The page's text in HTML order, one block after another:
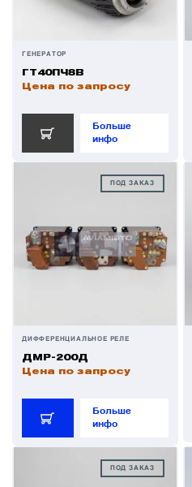
ГЕНЕРАТОР
ГТ40ПЧ8В
Цена по запросу
Больше
инфо
ПОД ЗАКАЗ
ДИФФЕРЕНЦИАЛЬНОЕ РЕЛЕ
ДМР-200Д
Цена по запросу
Больше
инфо
ПОД ЗАКАЗ